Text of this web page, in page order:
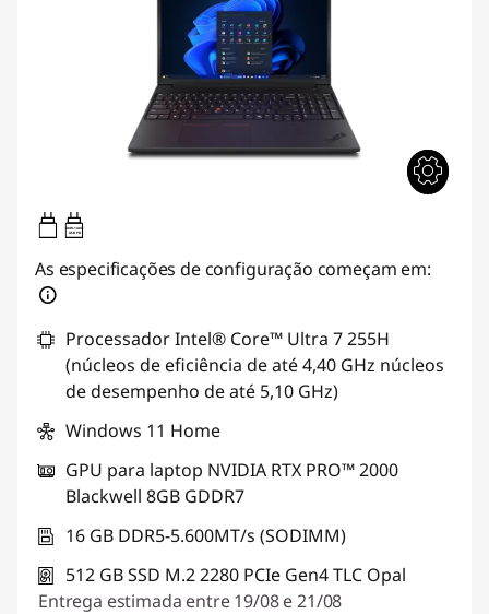
140W-140W
USB PD
As especificações de configuração começam em:
Processador Intel® Core™ Ultra 7 255H
(núcleos de eficiência de até 4,40 GHz núcleos
de desempenho de até 5,10 GHz)
Windows 11 Home
GPU para laptop NVIDIA RTX PRO™ 2000
Blackwell 8GB GDDR7
16 GB DDR5-5.600MT/s (SODIMM)
512 GB SSD M.2 2280 PCIe Gen4 TLC Opal
Entrega estimada entre 19/08 e 21/08